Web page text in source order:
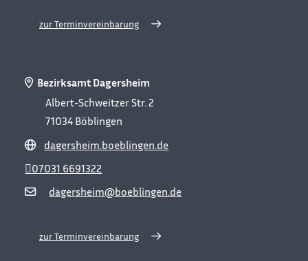
zur Terminvereinbarung
Bezirksamt Dagersheim
Albert-Schweitzer Str. 2
71034 Böblingen
dagersheim.boeblingen.de
dagersheim@boeblingen.de
07031 6691322
zur Terminvereinbarung